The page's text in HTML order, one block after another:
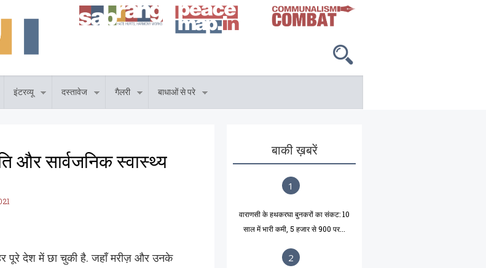
इंटरव्यू दस्तावेज गैलरी बाधाओं से परे
और सार्वजनिक स्वास्थ्य
पूरे देश में छा चुकी है. जहाँ मरीज़ और उनके
बाकी ख़बरें
1
वाराणसी के हथकरघा बुनकरों का संकट: 10
साल में भारी कमी, 5 हजार से 900 पर...
2